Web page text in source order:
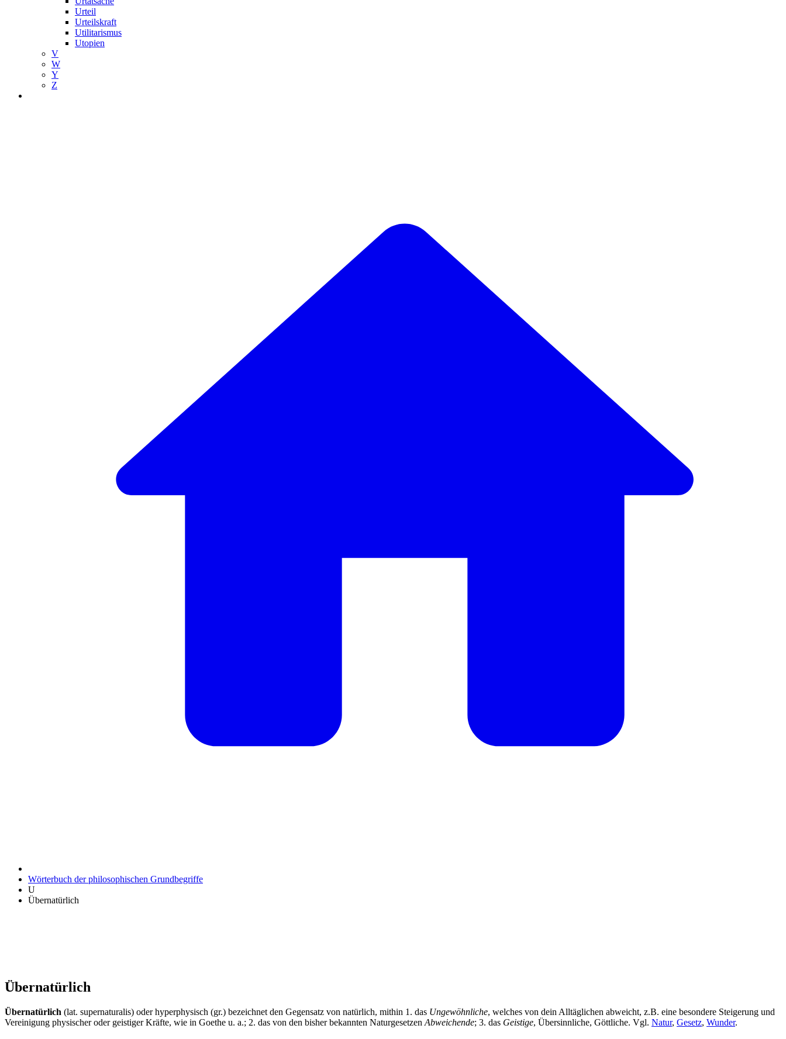
Urteil
Urteilskraft
Utilitarismus
Utopien
V
W
Y
Z
Wörterbuch der philosophischen Grundbegriffe
U
Übernatürlich
Übernatürlich
Übernatürlich (lat. supernaturalis) oder hyperphysisch (gr.) bezeichnet den Gegensatz von natürlich, mithin 1. das Ungewöhnliche, welches von dein Alltäglichen abweicht, z.B. eine besondere Steigerung und
Vereinigung physischer oder geistiger Kräfte, wie in Goethe u. a.; 2. das von den bisher bekannten Naturgesetzen Abweichende; 3. das Geistige, Übersinnliche, Göttliche. Vgl. Natur, Gesetz, Wunder.